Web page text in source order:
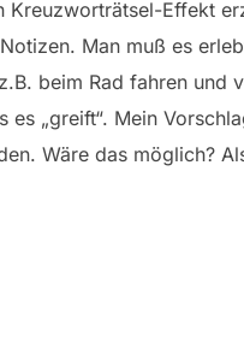
Kreuzworträtsel-Effekt
Man muß es
beim Rad fahren
„greift“. Mein
Wäre das möglich?